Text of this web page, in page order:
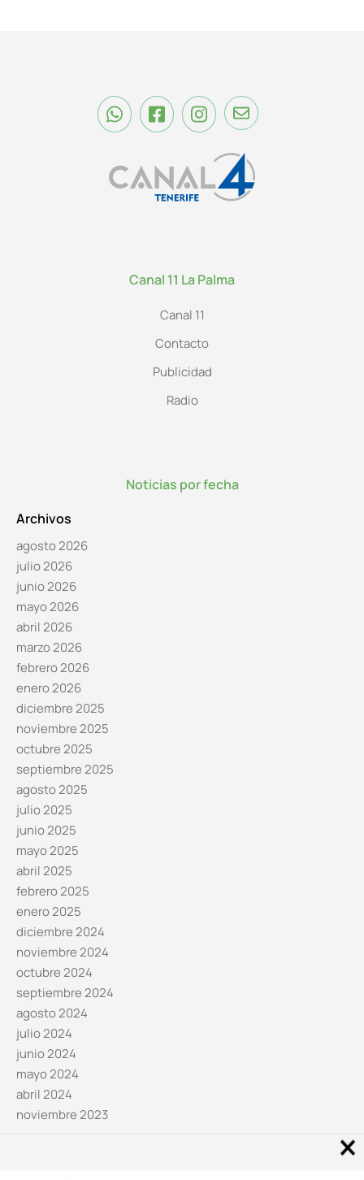
Canal 11 La Palma
Canal 11
Contacto
Publicidad
Radio
Noticias por fecha
Archivos
agosto 2026
julio 2026
junio 2026
mayo 2026
abril 2026
marzo 2026
febrero 2026
enero 2026
diciembre 2025
noviembre 2025
octubre 2025
septiembre 2025
agosto 2025
julio 2025
junio 2025
mayo 2025
abril 2025
febrero 2025
enero 2025
diciembre 2024
noviembre 2024
octubre 2024
septiembre 2024
agosto 2024
julio 2024
junio 2024
mayo 2024
abril 2024
noviembre 2023